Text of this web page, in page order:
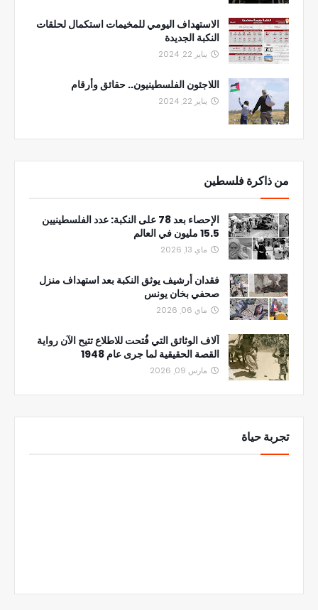
الاستهداف اليومي للمخيمات استكمال لحلقات
النكبة الجديدة
يناير 22, 2024
اللاجئون الفلسطينيون.. حقائق وأرقام
يناير 22, 2024
من ذاكرة فلسطين
الإحصاء بعد 78 على النكبة: عدد الفلسطينيين
15.5 مليون في العالم
ماي 13, 2026
فقدان أرشيف يوثق النكبة بعد استهداف منزل
صحفي بخان يونس
ماي 06, 2026
آلاف الوثائق التي فُتحت للاطلاع تتيح الآن رواية
القصة الحقيقية لما جرى عام 1948
مارس 09, 2026
تجربة حياة